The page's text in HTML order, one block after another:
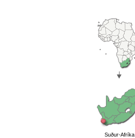
Suður-Afríka